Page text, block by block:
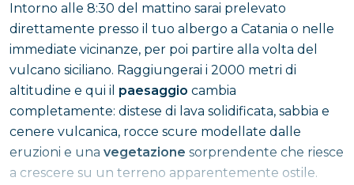
Intorno alle 8:30 del mattino sarai prelevato
direttamente presso il tuo albergo a Catania o nelle
immediate vicinanze, per poi partire alla volta del
vulcano siciliano. Raggiungerai i 2000 metri di
altitudine e qui il paesaggio cambia
completamente: distese di lava solidificata, sabbia e
cenere vulcanica, rocce scure modellate dalle
eruzioni e una vegetazione sorprendente che riesce
a crescere su un terreno apparentemente ostile.